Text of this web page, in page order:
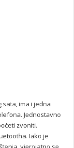
ima i jedna
Jednostavno
zvoniti.
Iako je